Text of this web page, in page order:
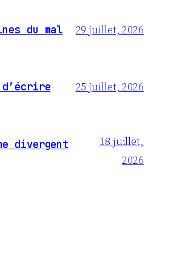
du mal 29 juillet, 2026
25 juillet, 2026
divergent
18 juillet,
2026